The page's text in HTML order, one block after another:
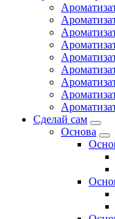
Сделай сам
Основа